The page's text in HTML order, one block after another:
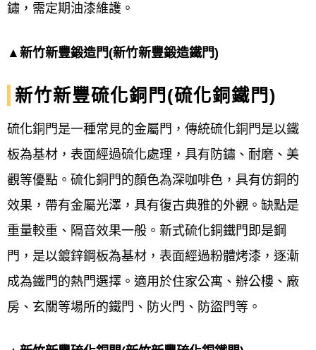
鏽，需定期油漆維護。
▲新竹新豐鍛造門(新竹新豐鍛造鐵門)
新竹新豐硫化銅門(硫化銅鐵門)
硫化銅門是一種常見的金屬門，傳統硫化銅門是以鐵
板為基材，表面經過硫化處理，具有防鏽、耐磨、美
觀等優點。硫化銅門的顏色為深咖啡色，具有仿銅的
效果，帶有金屬光澤，具有復古典雅的外觀。缺點是
重量較重、隔音效果一般。新式硫化銅鐵門即是鋼
門，是以鍍鋅鋼板為基材，表面經過粉體烤漆，逐漸
成為鐵門的熱門選擇。適用於住家公寓、辦公樓、廠
房、玄關等場所的鐵門、防火門、防盜門等。